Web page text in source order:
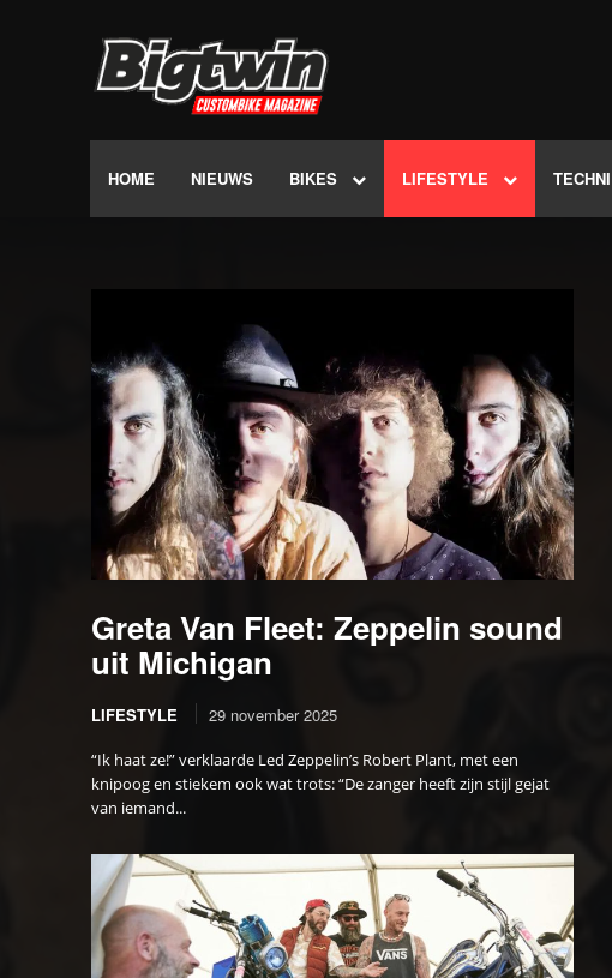
HOME NIEUWS BIKES LIFESTYLE
Greta Van Fleet: Zeppelin sound
uit Michigan
LIFESTYLE 29 november 2025
“Ik haat ze!” verklaarde Led Zeppelin’s Robert Plant, met een
knipoog en stiekem ook wat trots: “De zanger heeft zijn stijl gejat
van iemand...